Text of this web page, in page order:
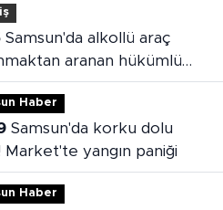
Samsun'da alkollü araç
aranan hükümlü
gönderildi
Haber
Samsun'da korku dolu
Market'te yangın paniği
Haber